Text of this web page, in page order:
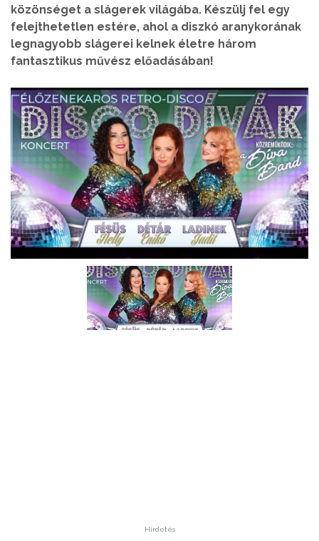
közönséget a slágerek világába. Készülj fel egy
felejthetetlen estére, ahol a diszkó aranykorának
legnagyobb slágerei kelnek életre három
fantasztikus művész előadásában!
Hirdetés